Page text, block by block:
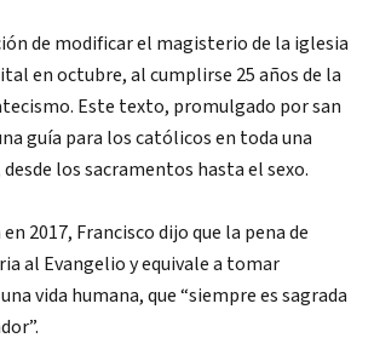
de modificar el magisterio de la iglesia
en octubre, al cumplirse 25 años de la
Este texto, promulgado por san
guía para los católicos en toda una
los sacramentos hasta el sexo.
2017, Francisco dijo que la pena de
al Evangelio y equivale a tomar
vida humana, que “siempre es sagrada